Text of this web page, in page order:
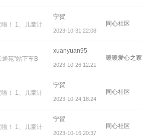
！ 1、儿童计
宁贺
2023-10-31 22:08
同心社区
苑”站下车B
xuanyuan95
2023-10-26 12:21
暖暖爱心之家
！ 1、儿童计
宁贺
2023-10-24 18:24
同心社区
！ 1、儿童计
宁贺
2023-10-16 20:37
同心社区